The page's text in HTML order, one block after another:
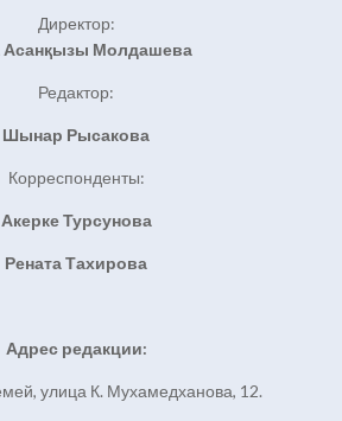
Директор:
Асанқызы Молдашева
Редактор:
Шынар Рысакова
Корреспонденты:
Акерке Турсунова
Рената Тахирова
Адрес редакции:
улица К. Мухамедханова, 12.